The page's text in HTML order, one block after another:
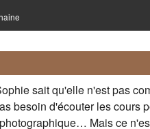
sait qu'elle n'est pas
besoin d'écouter les cours
Mais ce